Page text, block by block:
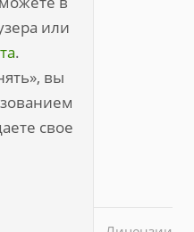
или
.
вы
свое
45